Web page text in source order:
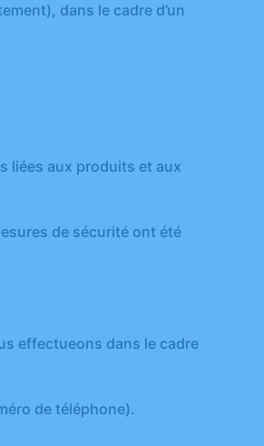
dans le cadre d’un
liées aux produits et aux
de sécurité ont été
effectueons dans le cadre
de téléphone).